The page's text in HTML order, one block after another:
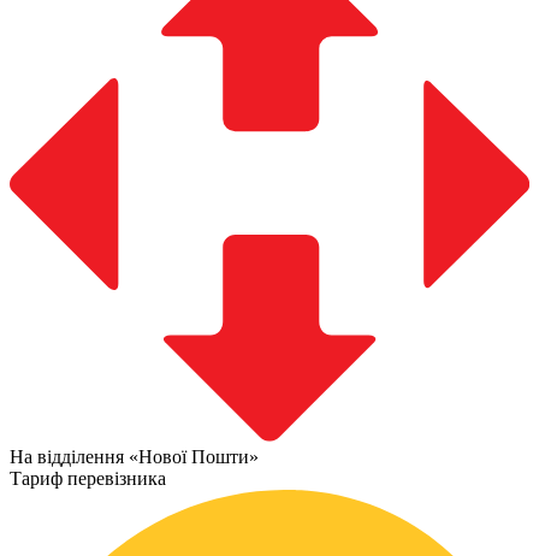
На відділення «Нової Пошти»
Тариф перевізника